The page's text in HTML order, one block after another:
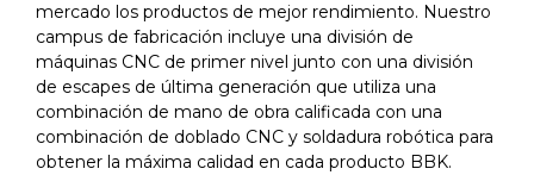
mercado los productos de mejor rendimiento. Nuestro
campus de fabricación incluye una división de
máquinas CNC de primer nivel junto con una división
de escapes de última generación que utiliza una
combinación de mano de obra calificada con una
combinación de doblado CNC y soldadura robótica para
obtener la máxima calidad en cada producto BBK.